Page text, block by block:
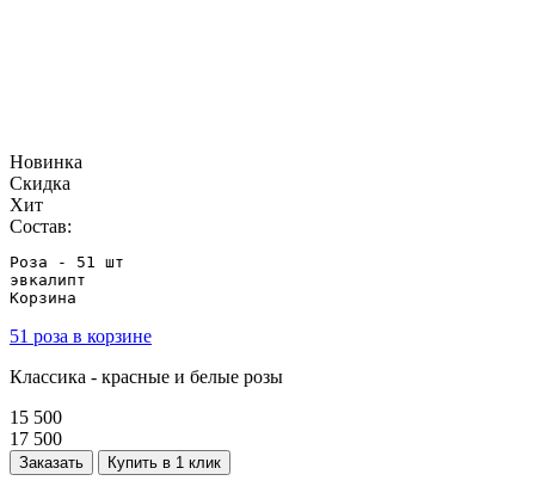
Новинка
Скидка
Хит
Состав:
Роза - 51 шт
эвкалипт
Корзина
51 роза в корзине
Классика - красные и белые розы
15 500
17 500
Заказать Купить в 1 клик